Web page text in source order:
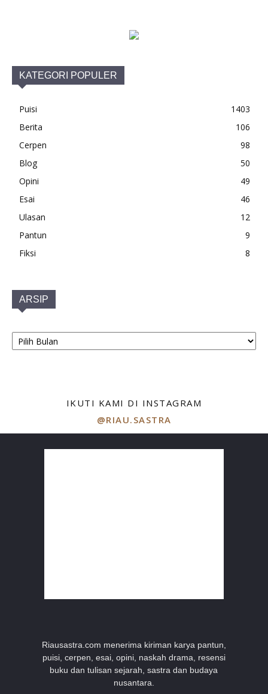
KATEGORI POPULER
Puisi
1403
Berita
106
Cerpen
98
Blog
50
Opini
49
Esai
46
Ulasan
12
Pantun
9
Fiksi
8
ARSIP
ARSIP
IKUTI KAMI DI INSTAGRAM
@RIAU.SASTRA
Riausastra.com menerima kiriman karya pantun,
puisi, cerpen, esai, opini, naskah drama, resensi
buku dan tulisan sejarah, sastra dan budaya
nusantara.